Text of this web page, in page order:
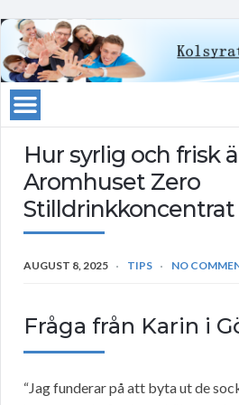
Hur syrlig och frisk
Aromhuset Zero
Stilldrinkkoncentrat
AUGUST 8, 2025 TIPS NO
Fråga från Karin i
“Jag funderar på att byta ut de